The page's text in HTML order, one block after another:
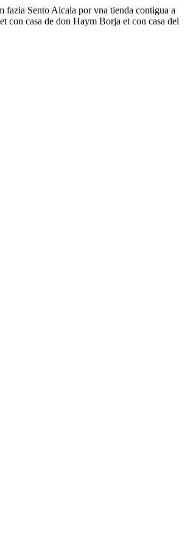
fazia Sento Alcala por vna tienda contigua a
con casa de don Haym Borja et con casa del